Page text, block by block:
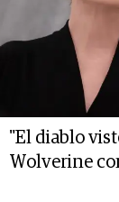
"El diablo
Wolverine